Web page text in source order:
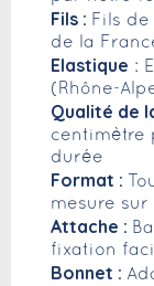
Fils : Fils
de la
Elastique :
(Rhône-
Qualité de
centimètre
durée
Format :
mesure
Attache :
fixation
Bonnet :